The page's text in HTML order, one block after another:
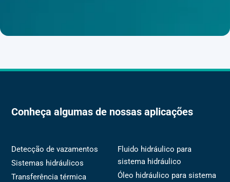
Conheça algumas de nossas aplicações
Detecção de vazamentos
Sistemas hidráulicos
Transferência térmica
Fluido hidráulico para
sistema hidráulico
Óleo hidráulico para sistema